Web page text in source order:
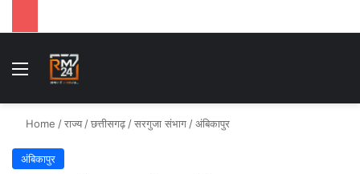
Menu
Home /राज्य /छत्तीसगढ़ /सरगुजा संभाग /अंबिकापुर
अंबिकापुर